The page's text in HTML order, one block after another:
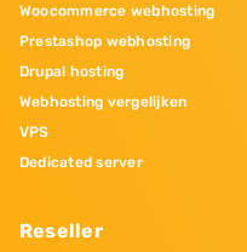
Woocommerce webhosting
Prestashop webhosting
Drupal hosting
Webhosting vergelijken
VPS
Dedicated server
Reseller